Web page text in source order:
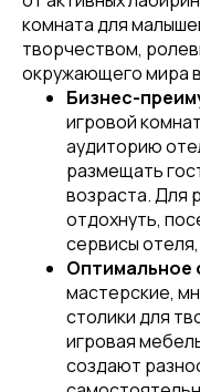
комната для
творчеством,
окружающего мира
Бизнес-
игровой
аудиторию
размещать
возраста. Для
отдохнуть,
сервисы
Оптимальное
мастерские,
столики для
игровая
создают